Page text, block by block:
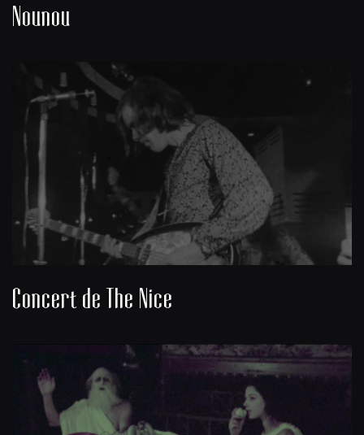
Nounou
Concert de The Nice